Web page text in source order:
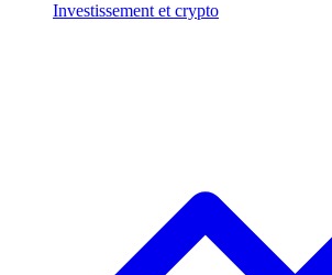
Investissement et crypto